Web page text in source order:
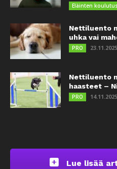
Eläinten koulutus
Nettiluento
uhka vai
PRO 23.11.2025
Nettiluento
haasteet –
PRO 14.11.2025
Lue lisää